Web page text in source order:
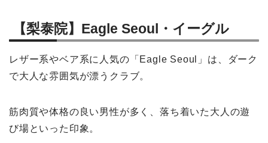
【梨泰院】Eagle Seoul・イーグル
レザー系やベア系に人気の「Eagle Seoul」は、ダーク
で大人な雰囲気が漂うクラブ。
筋肉質や体格の良い男性が多く、落ち着いた大人の遊
び場といった印象。